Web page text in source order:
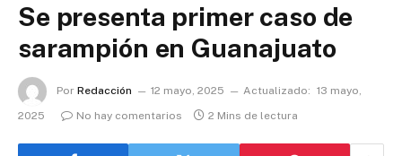
Se presenta primer caso de
sarampión en Guanajuato
Por Redacción 12 mayo, 2025 Actualizado: 13 mayo,
2025
No hay comentarios 2 Mins de lectura